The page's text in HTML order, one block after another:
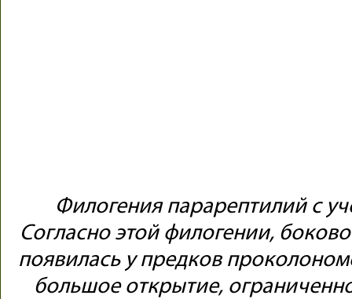
Филогения парарептилий с
Согласно этой филогении,
появилась у предков
большое открытие,